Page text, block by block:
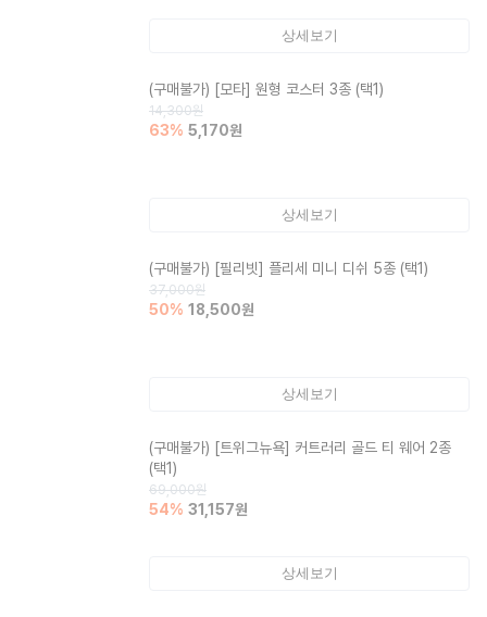
상세보기
(구매불가) [모타] 원형 코스터 3종 (택1)
14,300원
63% 5,170원
상세보기
(구매불가) [필리빗] 플리세 미니 디쉬 5종 (택1)
37,000원
50% 18,500원
상세보기
(구매불가) [트위그뉴욕] 커트러리 골드 티 웨어 2종
(택1)
69,000원
54% 31,157원
상세보기